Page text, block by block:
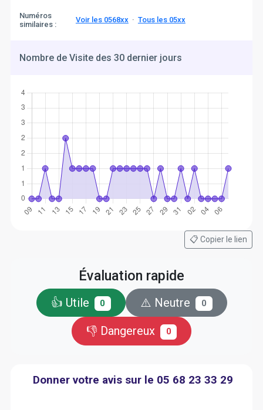
Numéros
similaires :
Voir les 0568xx· Tous les 05xx
Nombre de Visite des 30 dernier jours
📋 Copier le lien
Évaluation rapide
👍 Utile 0 ⚠️ Neutre 0
👎 Dangereux 0
Donner votre avis sur le 05 68 23 33 29